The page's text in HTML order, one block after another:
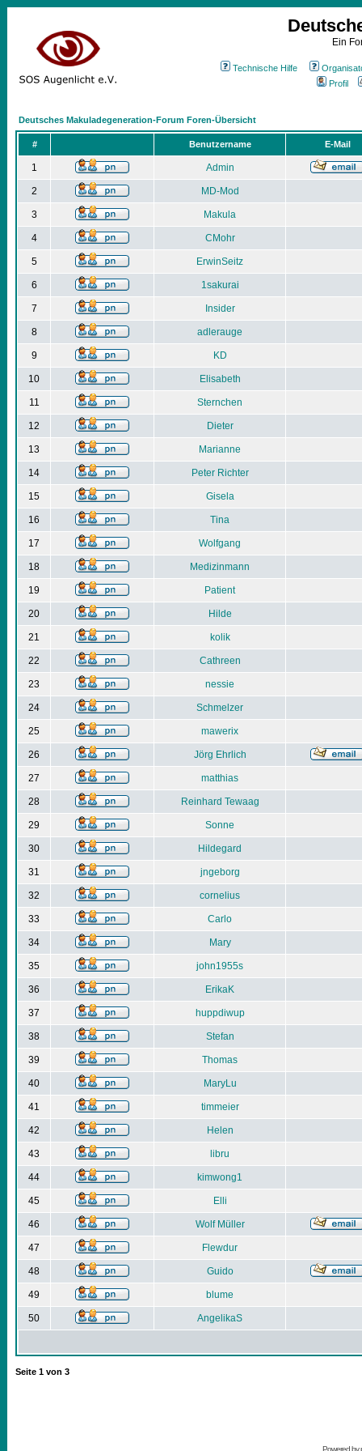
Ein
Technische Hilfe
Profil
Deutsches Makuladegeneration-Forum Foren-Übersicht
# Benutzername E-Mail
1 Admin
2 MD-Mod
3 Makula
4 CMohr
5 ErwinSeitz
6 1sakurai
7 Insider
8 adlerauge
9 KD
10 Elisabeth
11 Sternchen
12 Dieter
13 Marianne
14 Peter Richter
15 Gisela
16 Tina
17 Wolfgang
18 Medizinmann
19 Patient
20 Hilde
21 kolik
22 Cathreen
23 nessie
24 Schmelzer
25 mawerix
26 Jörg Ehrlich
27 matthias
28 Reinhard Tewaag
29 Sonne
30 Hildegard
31 jngeborg
32 cornelius
33 Carlo
34 Mary
35 john1955s
36 ErikaK
37 huppdiwup
38 Stefan
39 Thomas
40 MaryLu
41 timmeier
42 Helen
43 libru
44 kimwong1
45 Elli
46 Wolf Müller
47 Flewdur
48 Guido
49 blume
50 AngelikaS
Seite 1 von 3
Powered by